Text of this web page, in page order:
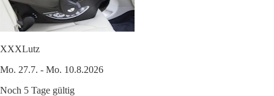
XXXLutz
Mo. 27.7. - Mo. 10.8.2026
Noch 5 Tage gültig